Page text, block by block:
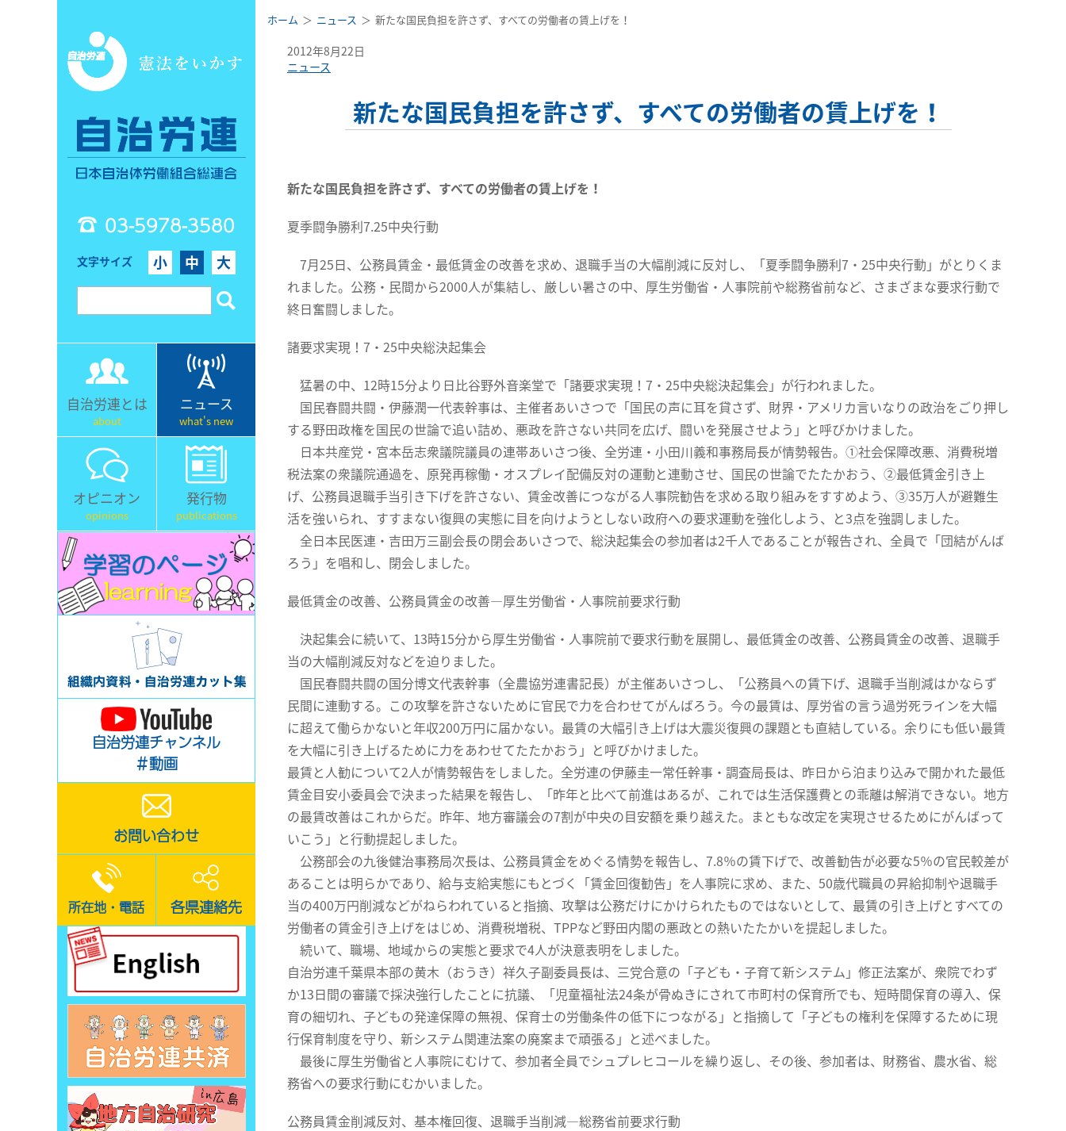
03-5978-3580
文字サイズ 小 中 大
自治労連とは
about
ニュース
what's new
オピニオン
opinions
発行物
publications
自治労連チャンネル
＃動画
お問い合わせ
所在地・電話 各県連絡先
ホーム ニュース 新たな国民負担を許さず、すべての労働者の賃上げを！
2012年8月22日
ニュース
新たな国民負担を許さず、すべての労働者の賃上げを！
新たな国民負担を許さず、すべての労働者の賃上げを！
夏季闘争勝利7.25中央行動
7月25日、公務員賃金・最低賃金の改善を求め、退職手当の大幅削減に反対し、「夏季闘争勝利7・25中央行動」がとりくま
れました。公務・民間から2000人が集結し、厳しい暑さの中、厚生労働省・人事院前や総務省前など、さまざまな要求行動で
終日奮闘しました。
諸要求実現！7・25中央総決起集会
猛暑の中、12時15分より日比谷野外音楽堂で「諸要求実現！7・25中央総決起集会」が行われました。
国民春闘共闘・伊藤潤一代表幹事は、主催者あいさつで「国民の声に耳を貸さず、財界・アメリカ言いなりの政治をごり押し
する野田政権を国民の世論で追い詰め、悪政を許さない共同を広げ、闘いを発展させよう」と呼びかけました。
日本共産党・宮本岳志衆議院議員の連帯あいさつ後、全労連・小田川義和事務局長が情勢報告。①社会保障改悪、消費税増
税法案の衆議院通過を、原発再稼働・オスプレイ配備反対の運動と連動させ、国民の世論でたたかおう、②最低賃金引き上
げ、公務員退職手当引き下げを許さない、賃金改善につながる人事院勧告を求める取り組みをすすめよう、③35万人が避難生
活を強いられ、すすまない復興の実態に目を向けようとしない政府への要求運動を強化しよう、と3点を強調しました。
全日本民医連・吉田万三副会長の閉会あいさつで、総決起集会の参加者は2千人であることが報告され、全員で「団結がんば
ろう」を唱和し、閉会しました。
最低賃金の改善、公務員賃金の改善―厚生労働省・人事院前要求行動
決起集会に続いて、13時15分から厚生労働省・人事院前で要求行動を展開し、最低賃金の改善、公務員賃金の改善、退職手
当の大幅削減反対などを迫りました。
国民春闘共闘の国分博文代表幹事（全農協労連書記長）が主催あいさつし、「公務員への賃下げ、退職手当削減はかならず
民間に連動する。この攻撃を許さないために官民で力を合わせてがんばろう。今の最賃は、厚労省の言う過労死ラインを大幅
に超えて働らかないと年収200万円に届かない。最賃の大幅引き上げは大震災復興の課題とも直結している。余りにも低い最賃
を大幅に引き上げるために力をあわせてたたかおう」と呼びかけました。
最賃と人勧について2人が情勢報告をしました。全労連の伊藤圭一常任幹事・調査局長は、昨日から泊まり込みで開かれた最低
賃金目安小委員会で決まった結果を報告し、「昨年と比べて前進はあるが、これでは生活保護費との乖離は解消できない。地方
の最賃改善はこれからだ。昨年、地方審議会の7割が中央の目安額を乗り越えた。まともな改定を実現させるためにがんばって
いこう」と行動提起しました。
公務部会の九後健治事務局次長は、公務員賃金をめぐる情勢を報告し、7.8％の賃下げで、改善勧告が必要な5％の官民較差が
あることは明らかであり、給与支給実態にもとづく「賃金回復勧告」を人事院に求め、また、50歳代職員の昇給抑制や退職手
当の400万円削減などがねらわれていると指摘、攻撃は公務だけにかけられたものではないとして、最賃の引き上げとすべての
労働者の賃金引き上げをはじめ、消費税増税、TPPなど野田内閣の悪政との熱いたたかいを提起しました。
続いて、職場、地域からの実態と要求で4人が決意表明をしました。
自治労連千葉県本部の黄木（おうき）祥久子副委員長は、三党合意の「子ども・子育て新システム」修正法案が、衆院でわず
か13日間の審議で採決強行したことに抗議、「児童福祉法24条が骨ぬきにされて市町村の保育所でも、短時間保育の導入、保
育の細切れ、子どもの発達保障の無視、保育士の労働条件の低下につながる」と指摘して「子どもの権利を保障するために現
行保育制度を守り、新システム関連法案の廃案まで頑張る」と述べました。
最後に厚生労働省と人事院にむけて、参加者全員でシュプレヒコールを繰り返し、その後、参加者は、財務省、農水省、総
務省への要求行動にむかいました。
公務員賃金削減反対、基本権回復、退職手当削減―総務省前要求行動